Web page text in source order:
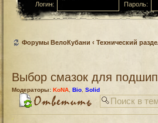
Логин: Пароль:
Форумы ВелоКубани ‹ Технический
Выбор смазок для
Модераторы: KoNA Bio Solid